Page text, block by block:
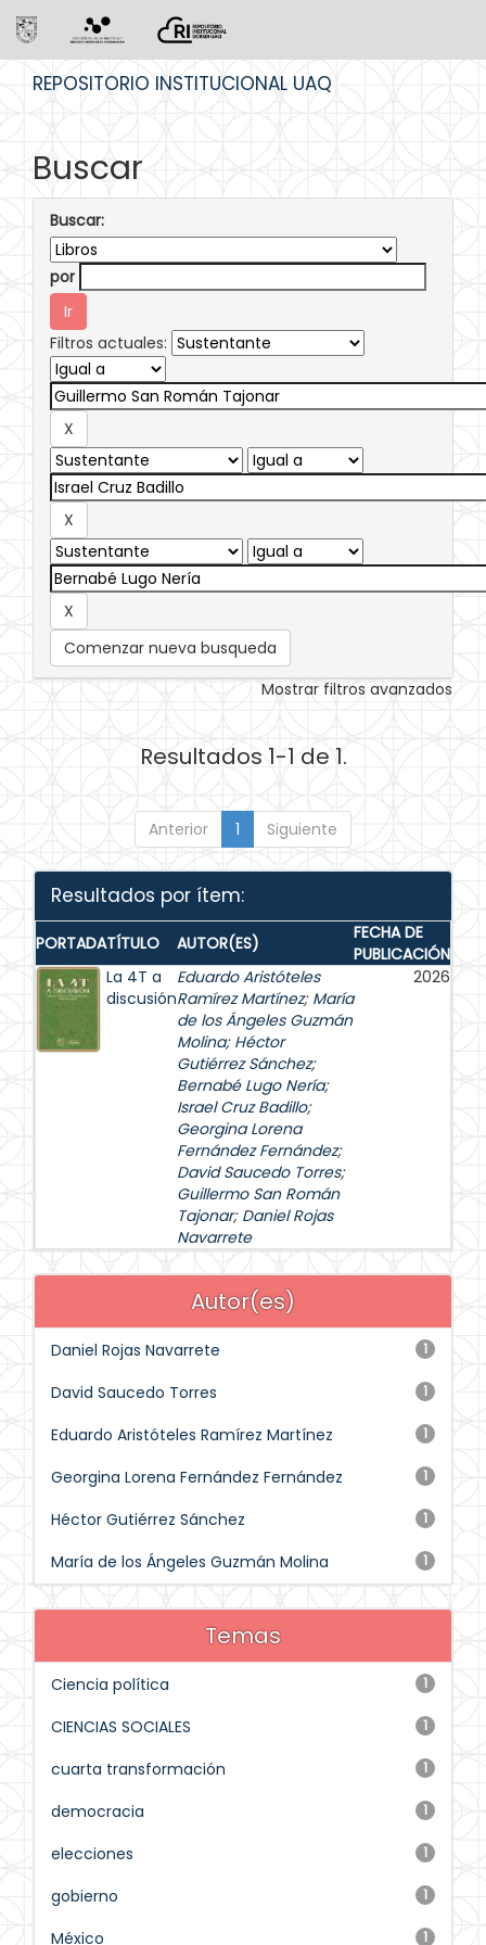
REPOSITORIO INSTITUCIONAL UAQ
Buscar
Buscar:
por
Filtros actuales:
Comenzar nueva busqueda
Mostrar filtros avanzados
Resultados 1-1 de 1.
Anterior 1 Siguiente
Resultados por ítem:
PORTADATÍTULO AUTOR(ES)
FECHA DE
PUBLICACIÓN
La 4T a
discusión
Eduardo Aristóteles
Ramírez Martínez; María
de los Ángeles Guzmán
Molina; Héctor
Gutiérrez Sánchez;
Bernabé Lugo Nería;
Israel Cruz Badillo;
Georgina Lorena
Fernández Fernández;
David Saucedo Torres;
Guillermo San Román
Tajonar; Daniel Rojas
Navarrete
2026
Autor(es)
1
Daniel Rojas Navarrete
1
David Saucedo Torres
1
Eduardo Aristóteles Ramírez Martínez
1
Georgina Lorena Fernández Fernández
1
Héctor Gutiérrez Sánchez
1
María de los Ángeles Guzmán Molina
Temas
1
Ciencia política
1
CIENCIAS SOCIALES
1
cuarta transformación
1
democracia
1
elecciones
1
gobierno
1
México